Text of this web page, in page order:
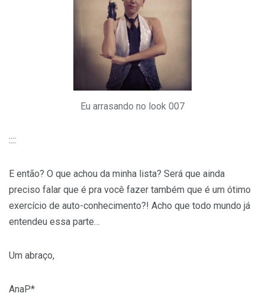
Eu arrasando no look 007
::::
E então? O que achou da minha lista? Será que ainda
preciso falar que é pra você fazer também que é um ótimo
exercício de auto-conhecimento?! Acho que todo mundo já
entendeu essa parte…
Um abraço,
AnaP*